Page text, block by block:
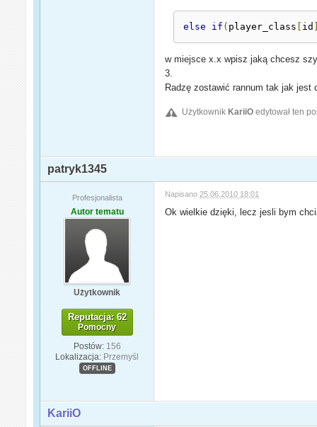
else if ( player_class [ id ]
w miejsce x.x wpisz jaką chcesz
3.
Radzę zostawić rannum tak jak jest
UżytkownikKariiO edytował ten
patryk1345
Profesjonalista
Autor tematu
Użytkownik
Reputacja: 62
Pomocny
Postów: 156
Lokalizacja: Przemyśl
OFFLINE
Napisano 25.06.2010 18:01
Ok wielkie dzięki, lecz jesli bym
KariiO